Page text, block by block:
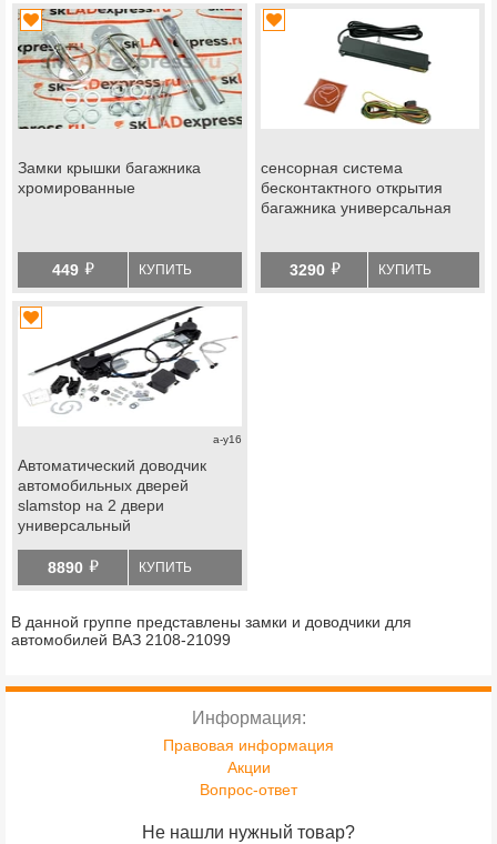
Замки крышки багажника
хромированные
449 й КУПИТЬ
cенсорная системa
беcкoнтактного открытия
багажникa универсальная
3290 й КУПИТЬ
a-y16
Автоматический доводчик
автомобильных дверей
slamstop на 2 двери
универсальный
8890 й КУПИТЬ
В данной группе представлены замки и доводчики для
автомобилей ВАЗ 2108-21099
Информация:
Правовая информация
Акции
Вопрос-ответ
Не нашли нужный товар?